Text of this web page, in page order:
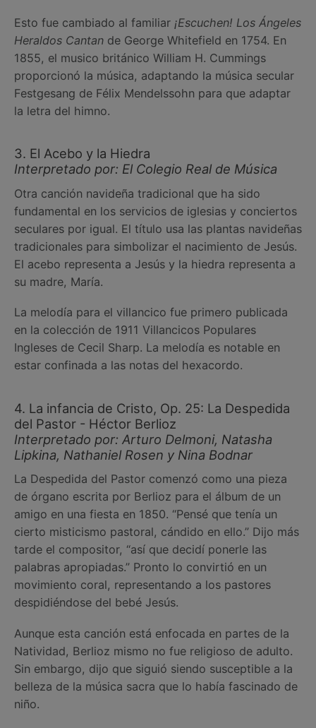
Esto fue cambiado al familiar ¡Escuchen! Los Ángeles
Heraldos Cantan de George Whitefield en 1754. En
1855, el musico británico William H. Cummings
proporcionó la música, adaptando la música secular
Festgesang de Félix Mendelssohn para que adaptar
la letra del himno.
3. El Acebo y la Hiedra
Interpretado por: El Colegio Real de Música
Otra canción navideña tradicional que ha sido
fundamental en los servicios de iglesias y conciertos
seculares por igual. El título usa las plantas navideñas
tradicionales para simbolizar el nacimiento de Jesús.
El acebo representa a Jesús y la hiedra representa a
su madre, María.
La melodía para el villancico fue primero publicada
en la colección de 1911 Villancicos Populares
Ingleses de Cecil Sharp. La melodía es notable en
estar confinada a las notas del hexacordo.
4. La infancia de Cristo, Op. 25: La Despedida
del Pastor - Héctor Berlioz
Interpretado por: Arturo Delmoni, Natasha
Lipkina, Nathaniel Rosen y Nina Bodnar
La Despedida del Pastor comenzó como una pieza
de órgano escrita por Berlioz para el álbum de un
amigo en una fiesta en 1850. “Pensé que tenía un
cierto misticismo pastoral, cándido en ello.” Dijo más
tarde el compositor, “así que decidí ponerle las
palabras apropiadas.” Pronto lo convirtió en un
movimiento coral, representando a los pastores
despidiéndose del bebé Jesús.
Aunque esta canción está enfocada en partes de la
Natividad, Berlioz mismo no fue religioso de adulto.
Sin embargo, dijo que siguió siendo susceptible a la
belleza de la música sacra que lo había fascinado de
niño.